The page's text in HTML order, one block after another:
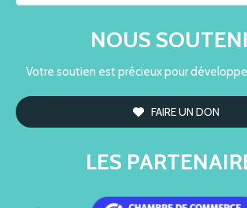
NOUS
Votre soutien est précieux pour
FAIRE UN DON
LES